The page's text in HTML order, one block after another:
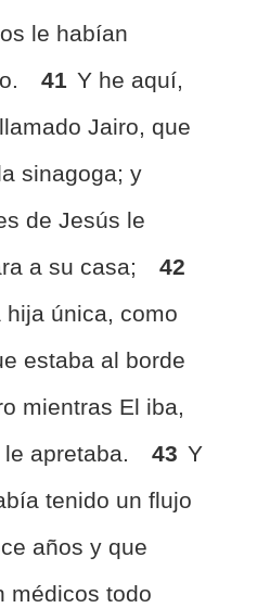
le habían
41 Y he aquí,
Jairo, que
sinagoga; y
de Jesús le
a su casa;
42
única, como
estaba al borde
mientras El iba,
apretaba.
43 Y
tenido un flujo
años y que
médicos todo